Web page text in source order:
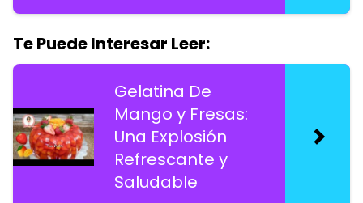
Te Puede Interesar Leer:
Gelatina De
Mango y Fresas:
Una Explosión
Refrescante y
Saludable